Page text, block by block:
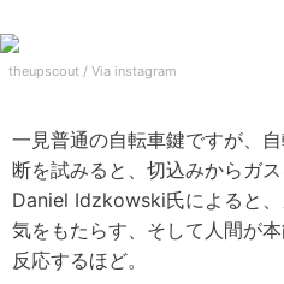
theupscout / Via instagram
一見普通の自転車鍵ですが、
断を試みると、切込みからガ
Daniel Idzkowski氏によると
気をもたらす、そして人間が
反応するほど。